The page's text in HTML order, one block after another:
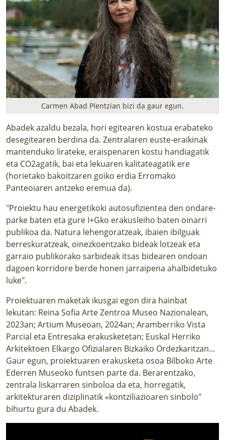
Carmen Abad Plentzian bizi da gaur egun.
Abadek azaldu bezala, hori egitearen kostua erabateko
desegitearen berdina da. Zentralaren euste-eraikinak
mantenduko lirateke, eraispenaren kostu handiagatik
eta CO2agatik, bai eta lekuaren kalitateagatik ere
(horietako bakoitzaren goiko erdia Erromako
Panteoiaren antzeko eremua da).
"Proiektu hau energetikoki autosufizientea den ondare-
parke baten eta gure I+Gko erakusleiho baten oinarri
publikoa da. Natura lehengoratzeak, ibaien ibilguak
berreskuratzeak, oinezkoentzako bideak lotzeak eta
garraio publikorako sarbideak itsas bidearen ondoan
dagoen korridore berde honen jarraipena ahalbidetuko
luke".
Proiektuaren maketak ikusgai egon dira hainbat
lekutan: Reina Sofia Arte Zentroa Museo Nazionalean,
2023an; Artium Museoan, 2024an; Aramberriko Vista
Parcial eta Entresaka erakusketetan; Euskal Herriko
Arkitektoen Elkargo Ofizialaren Bizkaiko Ordezkaritzan...
Gaur egun, proiektuaren erakusketa osoa Bilboko Arte
Ederren Museoko funtsen parte da. Berarentzako,
zentrala liskarraren sinboloa da eta, horregatik,
arkitekturaren diziplinatik «kontziliazioaren sinbolo"
bihurtu gura du Abadek.